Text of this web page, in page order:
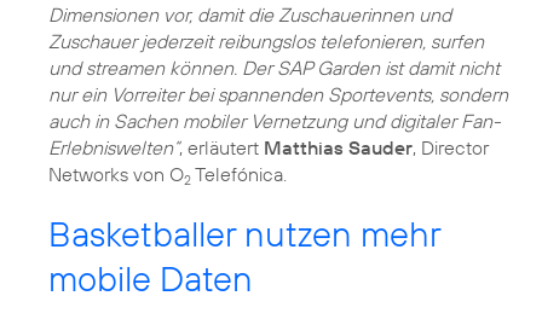
Dimensionen vor, damit die Zuschauerinnen und
Zuschauer jederzeit reibungslos telefonieren, surfen
und streamen können. Der SAP Garden ist damit nicht
nur ein Vorreiter bei spannenden Sportevents, sondern
auch in Sachen mobiler Vernetzung und digitaler Fan-
Erlebniswelten“, erläutert Matthias Sauder, Director
Networks von O2 Telefónica.
Basketballer nutzen mehr
mobile Daten